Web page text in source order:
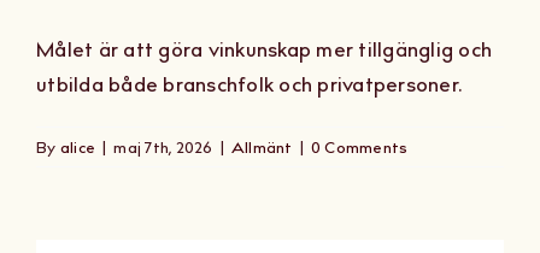
Presentkort
Om Oss
Målet är att göra vinkunskap mer tillgänglig och
utbilda både branschfolk och privatpersoner.
By alice | maj 7th, 2026 | Allmänt | 0 Comments